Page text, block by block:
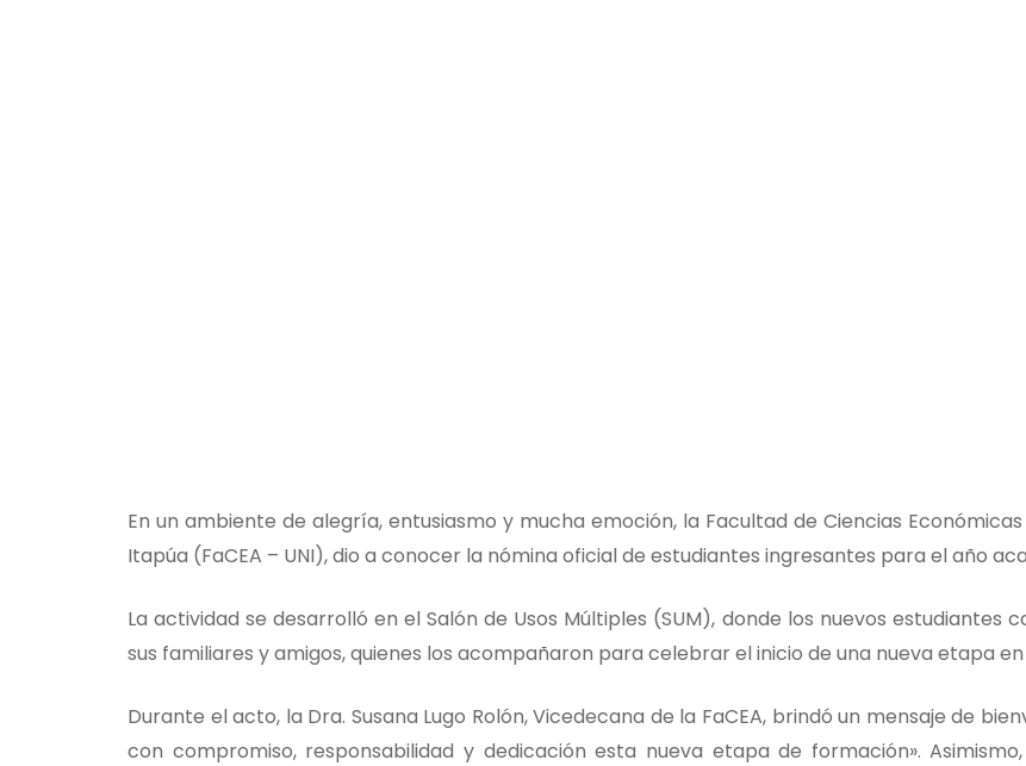
En un ambiente de alegría, entusiasmo y mucha emoción, la Facultad de Ciencias
Itapúa (FaCEA – UNI), dio a conocer la nómina oficial de estudiantes ingresantes para el año
La actividad se desarrolló en el Salón de Usos Múltiples (SUM), donde los nuevos
sus familiares y amigos, quienes los acompañaron para celebrar el inicio de una nueva etapa en
Durante el acto, la Dra. Susana Lugo Rolón, Vicedecana de la FaCEA, brindó un mensaje de
con compromiso, responsabilidad y dedicación esta nueva etapa de formación».